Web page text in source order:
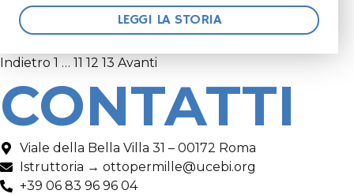
LEGGI LA STORIA
Indietro 1 … 11 12 13 Avanti
CONTATTI
Viale della Bella Villa 31 – 00172 Roma
Istruttoria → ottopermille@ucebi.org
+39 06 83 96 96 04